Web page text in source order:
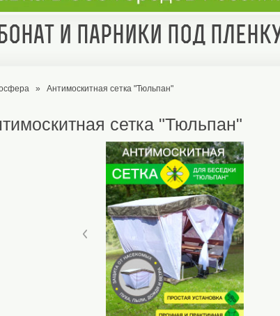
и парники под
» Антимоскитная сетка "Тюльпан"
сетка "Тюльпан"